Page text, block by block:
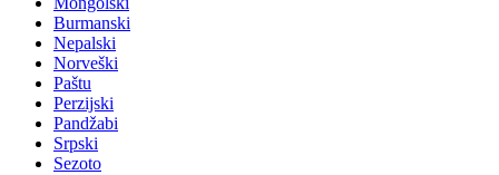
Burmanski
Nepalski
Norveški
Paštu
Perzijski
Pandžabi
Srpski
Sezoto